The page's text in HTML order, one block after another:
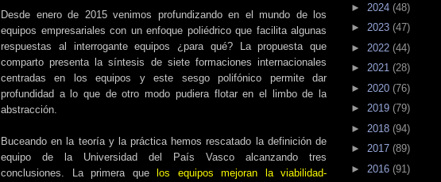
Desde enero de 2015 venimos profundizando en el mundo de los
equipos empresariales con un enfoque poliédrico que facilita algunas
respuestas al interrogante equipos ¿para qué? La propuesta que
comparto presenta la síntesis de siete formaciones internacionales
centradas en los equipos y este sesgo polifónico permite dar
profundidad a lo que de otro modo pudiera flotar en el limbo de la
abstracción.
Buceando en la teoría y la práctica hemos rescatado la definición de
equipo de la Universidad del País Vasco alcanzando tres
conclusiones. La primera que
los equipos mejoran la viabilidad-
► 2024 (48)
► 2023 (47)
► 2022 (44)
► 2021 (28)
► 2020 (76)
► 2019 (79)
► 2018 (94)
► 2017 (89)
► 2016 (91)